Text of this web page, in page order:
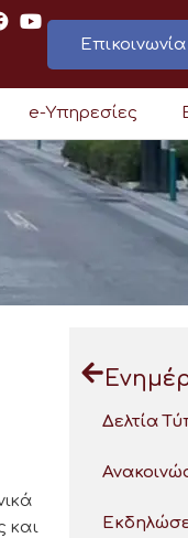
Επικοινωνία
e-Υπηρεσίες
και
Δελτία